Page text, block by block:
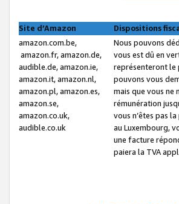
Site d’Amazon
Dispositions
amazon.com.be,
amazon.fr, amazon.de,
audible.de, amazon.ie,
amazon.it, amazon.nl,
amazon.pl, amazon.es,
amazon.se,
amazon.co.uk,
audible.co.uk
Nous pouvons
vous est dû en
représenteront le
pouvons vous
mais que vous
rémunération
vous n’êtes pas
au Luxembourg,
une facture
paiera la TVA